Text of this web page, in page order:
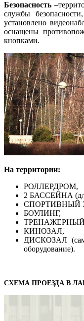
Безопасность –
службы
установлено
оснащены
кнопками.
На территории:
РОЛЛЕРДРОМ,
2 БАССЕЙНА
СПОРТИВНЫЙ
БОУЛИНГ,
КИНОЗАЛ,
ДИСКОЗАЛ
оборудование).
СХЕМА ПРОЕЗДА В